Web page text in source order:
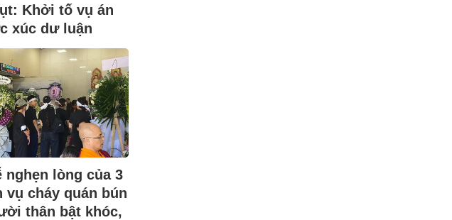
Khởi tố vụ án
xúc dư luận
nghẹn lòng của 3
vụ cháy quán bún
thân bật khóc,